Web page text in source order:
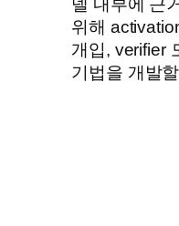
델 내부에 근
위해
개입, verifier
기법을 개발